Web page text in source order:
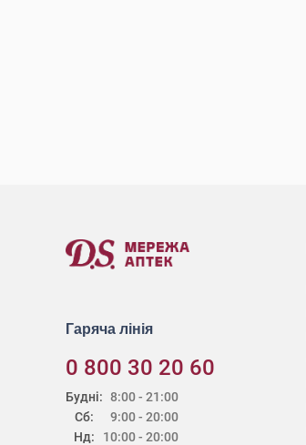
Гаряча лінія
0 800 30 20 60
Будні:
Сб:
Нд:
8:00 - 21:00
9:00 - 20:00
10:00 - 20:00